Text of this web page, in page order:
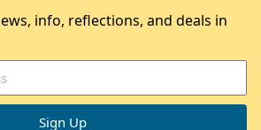
info, reflections, and deals in